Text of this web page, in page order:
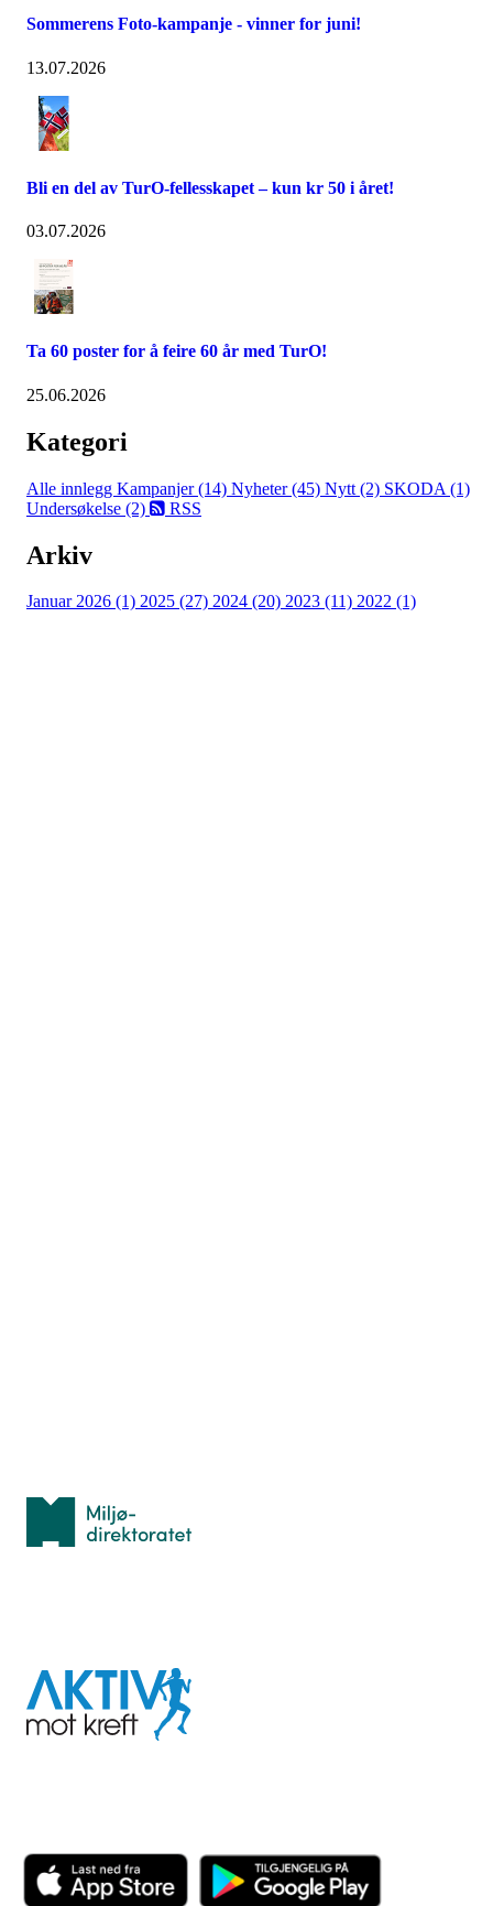
Sommerens Foto-kampanje - vinner for juni!
13.07.2026
Bli en del av TurO-fellesskapet – kun kr 50 i året!
03.07.2026
Ta 60 poster for å feire 60 år med TurO!
25.06.2026
Kategori
Alle innlegg Kampanjer (14) Nyheter (45) Nytt (2) SKODA (1)
Undersøkelse (2)
RSS
Arkiv
Januar 2026 (1) 2025 (27) 2024 (20) 2023 (11) 2022 (1)